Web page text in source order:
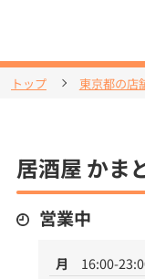
トップ 東京都の店
居酒屋 かま
営業中
月
16:00-